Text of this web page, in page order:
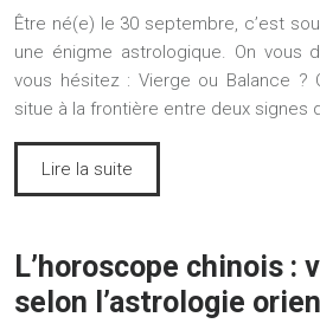
Être né(e) le 30 septembre, c’est
une énigme astrologique. On vous
vous hésitez : Vierge ou Balance ?
situe à la frontière entre deux signes
Lire la suite
L’horoscope chinois :
selon l’astrologie